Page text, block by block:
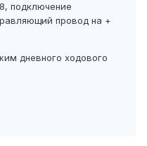
подключение
провод на +
дневного ходового